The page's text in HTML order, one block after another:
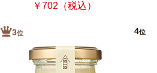
￥702（税込）
3位 4位